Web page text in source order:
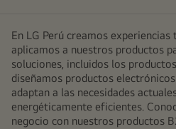
En LG Perú creamos
aplicamos a nuestros productos
soluciones, incluidos los
diseñamos productos
adaptan a las necesidades
energéticamente eficientes.
negocio con nuestros productos